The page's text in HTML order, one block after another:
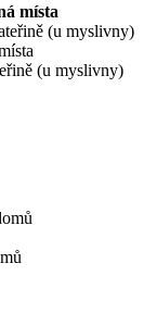
místa
(u myslivny)
(u myslivny)